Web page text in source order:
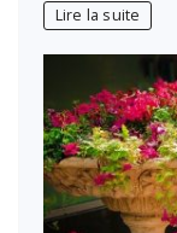
Lire la suite